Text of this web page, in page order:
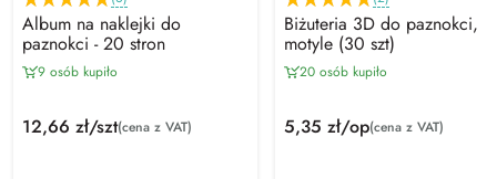
Album na naklejki do
paznokci - 20 stron
9 osób kupiło
12,66 zł/szt(cena z VAT)
Biżuteria 3D do paznokci,
motyle (30 szt)
20 osób kupiło
5,35 zł/op(cena z VAT)